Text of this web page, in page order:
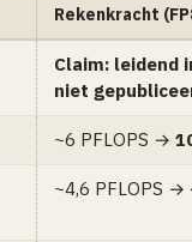
Rekenkracht
Claim: leidend
niet
~6 PFLOPS →
~4,6 PFLOPS →